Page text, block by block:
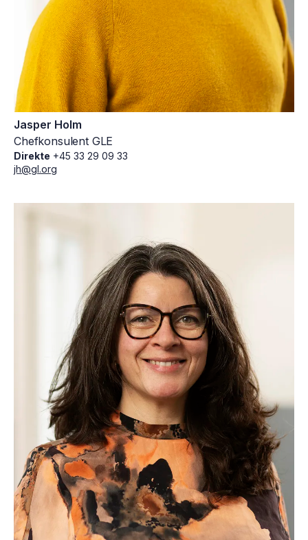
Jasper Holm
Chefkonsulent GLE
Direkte +45 33 29 09 33
jh@gl.org